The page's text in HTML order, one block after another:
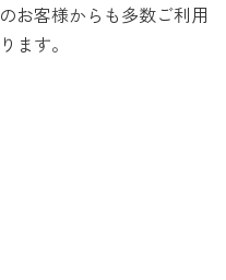
お客様からも多数ご利用
ます。